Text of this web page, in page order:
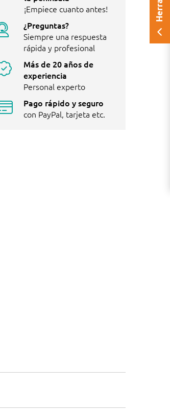
¡Empiece cuanto antes!
¿Preguntas?
Siempre una respuesta
rápida y profesional
Más de 20 años de
experiencia
Personal experto
Pago rápido y seguro
con PayPal, tarjeta etc.